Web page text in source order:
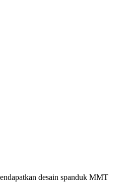
desain spanduk MMT